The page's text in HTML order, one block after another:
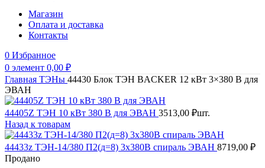
Магазин
Оплата и доставка
Контакты
0 Избранное
0 элемент 0,00 ₽
Главная ТЭНы 44430 Блок ТЭН BACKER 12 кВт 3×380 В для
ЭВАН
44405Z ТЭН 10 кВт 380 В для ЭВАН 3513,00 ₽шт.
Назад к товарам
44433z ТЭН-14/380 П2(д=8) 3х380В спираль ЭВАН 8719,00 ₽
Продано